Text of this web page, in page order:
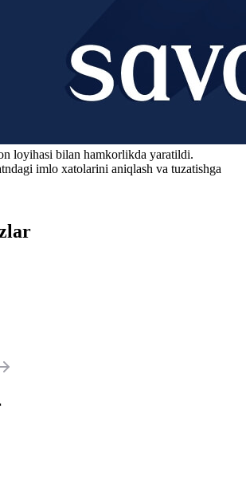
loyihasi bilan hamkorlikda yaratildi.
imlo xatolarini aniqlash va tuzatishga